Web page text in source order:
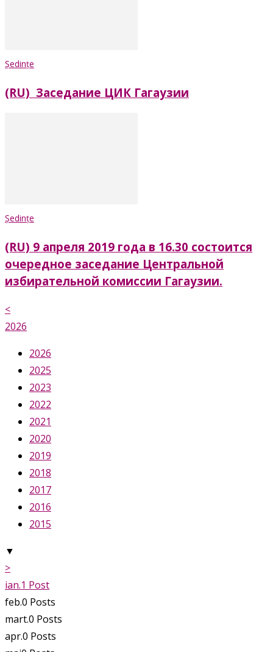
Ședințe
(RU) Заседание ЦИК Гагаузии
Ședințe
(RU) 9 апреля 2019 года в 16.30 состоится
очередное заседание Центральной
избирательной комиссии Гагаузии.
<
2026
2026
2025
2023
2022
2021
2020
2019
2018
2017
2016
2015
▼
>
ian.1 Post
feb.0 Posts
mart.0 Posts
apr.0 Posts